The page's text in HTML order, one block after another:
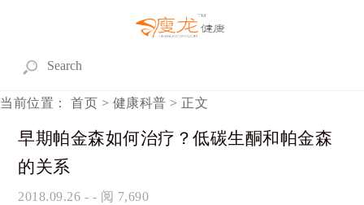
当前位置： 首页 > 健康科普 > 正文
早期帕金森如何治疗？低碳生酮和帕金森
的关系
2018.09.26 - - 阅 7,690